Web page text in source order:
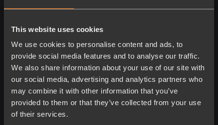
This website uses cookies
We use cookies to personalise content and ads, to
provide social media features and to analyse our traffic.
We also share information about your use of our site with
our social media, advertising and analytics partners who
may combine it with other information that you’ve
provided to them or that they’ve collected from your use
of their services.